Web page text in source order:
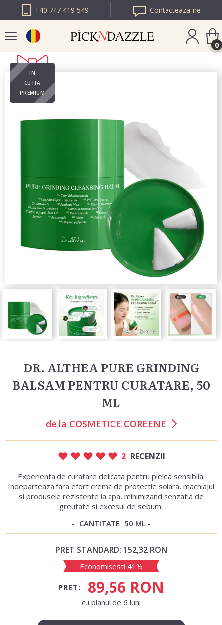
+40 747 419 549 Contacteaza-ne
PICK N DAZZLE
BULGARIA
EUROPA
0
-IN-
CUTIA
PREMIUM
DR. ALTHEA PURE GRINDING
BALSAM PENTRU CURATARE, 50
ML
de la COSMETICE COREENE
2 RECENZII
Experienta de curatare delicata pentru pielea sensibila.
Indeparteaza fara efort crema de protectie solara, machiajul
si produsele rezistente la apa, minimizand senzatia de
greutate si excesul de sebum.
CANTITATE 50 ML
PRET STANDARD: 152,32 RON
Economisesti 41%
PRET: 89,56 RON
сu planul de 6 luni